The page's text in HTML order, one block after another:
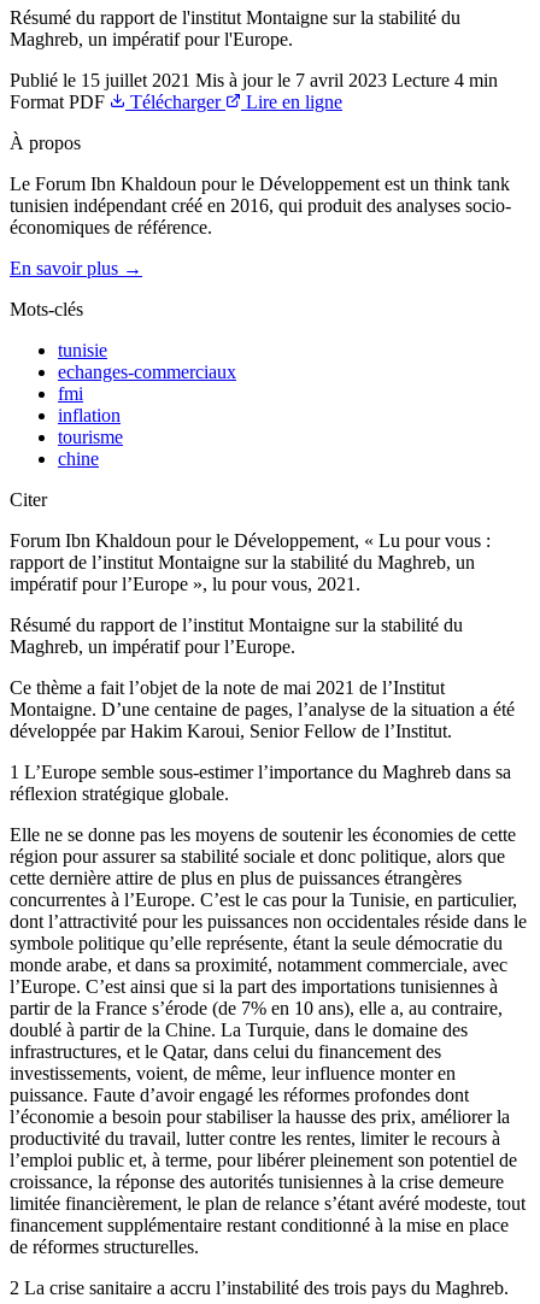
Résumé du rapport de l'institut Montaigne sur la stabilité du
Maghreb, un impératif pour l'Europe.
Publié le 15 juillet 2021 Mis à jour le 7 avril 2023 Lecture 4 min
Format PDF Télécharger
Lire en ligne
À propos
Le Forum Ibn Khaldoun pour le Développement est un think tank
tunisien indépendant créé en 2016, qui produit des analyses socio-
économiques de référence.
En savoir plus →
Mots-clés
tunisie
echanges-commerciaux
fmi
inflation
tourisme
chine
Citer
Forum Ibn Khaldoun pour le Développement, « Lu pour vous :
rapport de l’institut Montaigne sur la stabilité du Maghreb, un
impératif pour l’Europe », lu pour vous, 2021.
Résumé du rapport de l’institut Montaigne sur la stabilité du
Maghreb, un impératif pour l’Europe.
Ce thème a fait l’objet de la note de mai 2021 de l’Institut
Montaigne. D’une centaine de pages, l’analyse de la situation a été
développée par Hakim Karoui, Senior Fellow de l’Institut.
1 L’Europe semble sous-estimer l’importance du Maghreb dans sa
réflexion stratégique globale.
Elle ne se donne pas les moyens de soutenir les économies de cette
région pour assurer sa stabilité sociale et donc politique, alors que
cette dernière attire de plus en plus de puissances étrangères
concurrentes à l’Europe. C’est le cas pour la Tunisie, en particulier,
dont l’attractivité pour les puissances non occidentales réside dans le
symbole politique qu’elle représente, étant la seule démocratie du
monde arabe, et dans sa proximité, notamment commerciale, avec
l’Europe. C’est ainsi que si la part des importations tunisiennes à
partir de la France s’érode (de 7% en 10 ans), elle a, au contraire,
doublé à partir de la Chine. La Turquie, dans le domaine des
infrastructures, et le Qatar, dans celui du financement des
investissements, voient, de même, leur influence monter en
puissance. Faute d’avoir engagé les réformes profondes dont
l’économie a besoin pour stabiliser la hausse des prix, améliorer la
productivité du travail, lutter contre les rentes, limiter le recours à
l’emploi public et, à terme, pour libérer pleinement son potentiel de
croissance, la réponse des autorités tunisiennes à la crise demeure
limitée financièrement, le plan de relance s’étant avéré modeste, tout
financement supplémentaire restant conditionné à la mise en place
de réformes structurelles.
2 La crise sanitaire a accru l’instabilité des trois pays du Maghreb.